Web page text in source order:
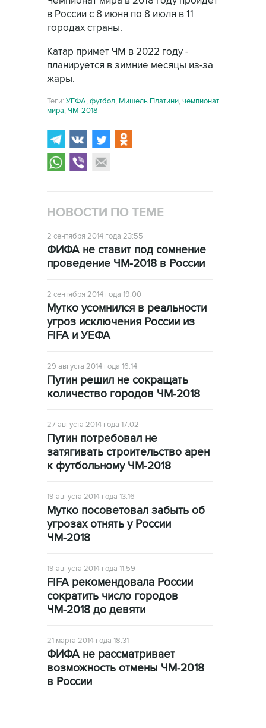
в России с 8 июня по 8 июля в 11
городах страны.
Катар примет ЧМ в 2022 году -
планируется в зимние месяцы из-за
жары.
Теги: УЕФА, футбол, Мишель Платини, чемпионат
мира, ЧМ-2018
НОВОСТИ ПО ТЕМЕ
2 сентября 2014 года 23:55
ФИФА не ставит под сомнение
проведение ЧМ-2018 в России
2 сентября 2014 года 19:00
Мутко усомнился в реальности
угроз исключения России из
FIFA и УЕФА
29 августа 2014 года 16:14
Путин решил не сокращать
количество городов ЧМ-2018
27 августа 2014 года 17:02
Путин потребовал не
затягивать строительство арен
к футбольному ЧМ-2018
19 августа 2014 года 13:16
Мутко посоветовал забыть об
угрозах отнять у России
ЧМ-2018
19 августа 2014 года 11:59
FIFA рекомендовала России
сократить число городов
ЧМ-2018 до девяти
21 марта 2014 года 18:31
ФИФА не рассматривает
возможность отмены ЧМ-2018
в России